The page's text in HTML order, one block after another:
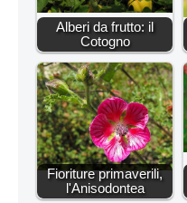
Alberi da frutto: il
Cotogno
Fioriture primaverili,
l'Anisodontea